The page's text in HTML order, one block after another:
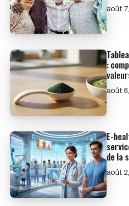
août
:
août
E-
de la
août